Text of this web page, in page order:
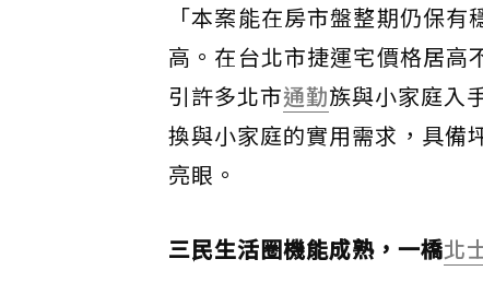
「本案能在房市盤整期仍保
高。在台北市捷運宅價格居高
引許多北市通勤族與小家庭入
換與小家庭的實用需求，具備
亮眼。
三民生活圈機能成熟，一橋北